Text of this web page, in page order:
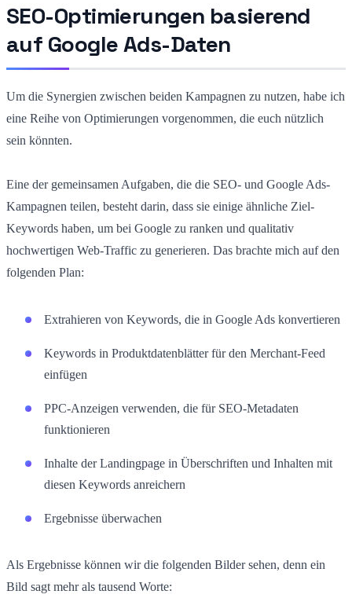
SEO-Optimierungen basierend
auf Google Ads-Daten
Um die Synergien zwischen beiden Kampagnen zu nutzen, habe ich
eine Reihe von Optimierungen vorgenommen, die euch nützlich
sein könnten.
Eine der gemeinsamen Aufgaben, die die SEO- und Google Ads-
Kampagnen teilen, besteht darin, dass sie einige ähnliche Ziel-
Keywords haben, um bei Google zu ranken und qualitativ
hochwertigen Web-Traffic zu generieren. Das brachte mich auf den
folgenden Plan:
Extrahieren von Keywords, die in Google Ads konvertieren
Keywords in Produktdatenblätter für den Merchant-Feed
einfügen
PPC-Anzeigen verwenden, die für SEO-Metadaten
funktionieren
Inhalte der Landingpage in Überschriften und Inhalten mit
diesen Keywords anreichern
Ergebnisse überwachen
Als Ergebnisse können wir die folgenden Bilder sehen, denn ein
Bild sagt mehr als tausend Worte: